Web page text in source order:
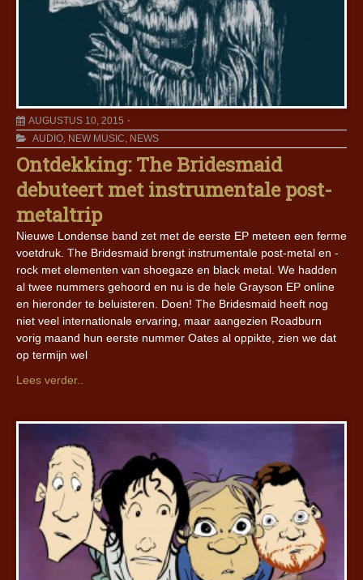
AUGUSTUS 10, 2015
AUDIO, NEW MUSIC, NEWS
Ontdekking: The Bridesmaid
debuteert met instrumentale post-
metaltrip
Nieuwe Londense band zet met de eerste EP meteen een ferme
voetdruk. The Bridesmaid brengt instrumentale post-metal en -
rock met elementen van shoegaze en black metal. We hadden
al twee nummers gehoord en nu is de hele Grayson EP online
en hieronder te beluisteren. Doen! The Bridesmaid heeft nog
niet veel internationale ervaring, maar aangezien Roadburn
vorig maand hun eerste nummer Oates al oppikte, zien we dat
op termijn wel
Lees verder..